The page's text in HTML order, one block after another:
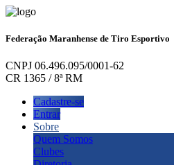
Federação Maranhense de Tiro Esportivo
CNPJ 06.496.095/0001-62
CR 1365 / 8ª RM
Cadastre-se
Entrar
Sobre
Quem Somos
Clubes